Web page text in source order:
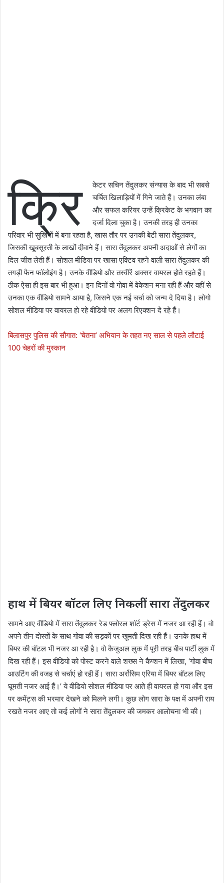
क्रि
केटर सचिन तेंदुलकर संन्यास के बाद भी सबसे
चर्चित खिलाड़ियों में गिने जाते हैं। उनका लंबा
और सफल करियर उन्हें क्रिकेट के भगवान का
दर्जा दिला चुका है। उनकी तरह ही उनका
परिवार भी सुर्खियों में बना रहता है, खास तौर पर उनकी बेटी सारा तेंदुलकर,
जिसकी खूबसूरती के लाखों दीवाने हैं। सारा तेंदुलकर अपनी अदाओं से लेगों का
दिल जीत लेती हैं। सोशल मीडिया पर खासा एक्टिव रहने वाली सारा तेंदुलकर की
तगड़ी फैन फॉलोइंग है। उनके वीडियो और तस्वीरें अक्सर वायरल होते रहते हैं।
ठीक ऐसा ही इस बार भी हुआ। इन दिनों वो गोवा में वेकेशन मना रही हैं और वहीं से
उनका एक वीडियो सामने आया है, जिसने एक नई चर्चा को जन्म दे दिया है। लोगो
सोशल मीडिया पर वायरल हो रहे वीडियो पर अलग रिएक्शन दे रहे हैं।
बिलासपुर पुलिस की सौगात: ‘चेतना’ अभियान के तहत नए साल से पहले लौटाई
100 चेहरों की मुस्कान
हाथ में बियर बॉटल लिए निकलीं सारा तेंदुलकर
सामने आए वीडियो में सारा तेंदुलकर रेड फ्लोरल शॉर्ट ड्रेस में नजर आ रही हैं। वो
अपने तीन दोस्तों के साथ गोवा की सड़कों पर खूमती दिख रही हैं। उनके हाथ में
बियर की बॉटल भी नजर आ रही है। वो कैजुअल लुक में पूरी तरह बीच पार्टी लुक में
दिख रही हैं। इस वीडियो को पोस्ट करने वाले शख्स ने कैप्शन में लिखा, ‘गोवा बीच
आउटिंग की वजह से चर्चाएं हो रही हैं। सारा अर्रोसिम एरिया में बियर बॉटल लिए
घूमती नजर आई हैं।’ ये वीडियो सोशल मीडिया पर आते ही वायरल हो गया और इस
पर कमेंट्स की भरमार देखने को मिलने लगी। कुछ लोग सारा के पक्ष में अपनी राय
रखते नजर आए तो कई लोगों ने सारा तेंदुलकर की जमकर आलोचना भी की।